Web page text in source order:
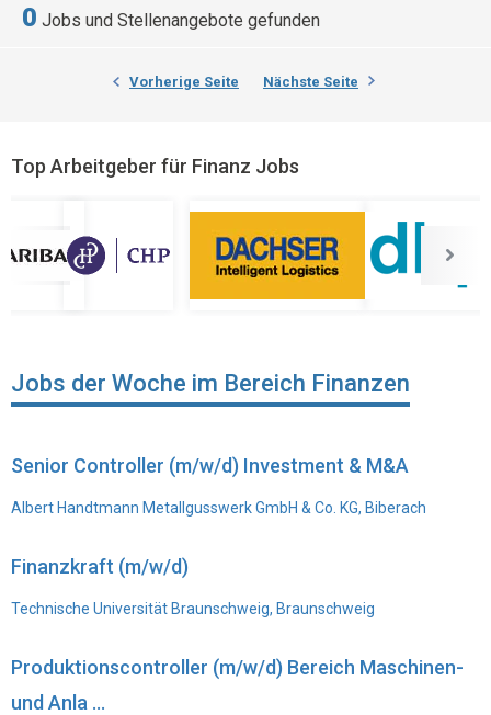
0 Jobs und Stellenangebote gefunden
Vorherige Seite Nächste Seite
Top Arbeitgeber für Finanz Jobs
Jobs der Woche im Bereich Finanzen
Senior Controller (m/w/d) Investment & M&A
Albert Handtmann Metallgusswerk GmbH & Co. KG, Biberach
Finanzkraft (m/w/d)
Technische Universität Braunschweig, Braunschweig
Produktionscontroller (m/w/d) Bereich Maschinen-
und Anla ...